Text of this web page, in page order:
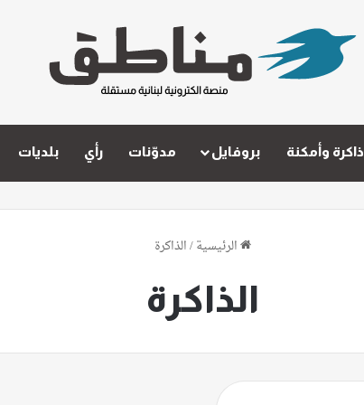
ذاكرة وأمكنة بروفايل مدوّنات رأي بلديات
الرئيسية/الذاكرة
الذاكرة